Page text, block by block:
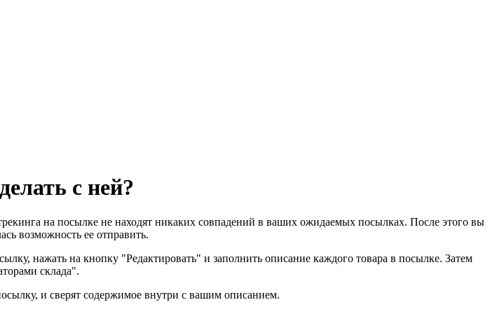
с ней?
на посылке не находят никаких совпадений в ваших ожидаемых посылках. После этого вы
возможность ее отправить.
нажать на кнопку "Редактировать" и заполнить описание каждого товара в посылке. Затем
склада".
и сверят содержимое внутри с вашим описанием.